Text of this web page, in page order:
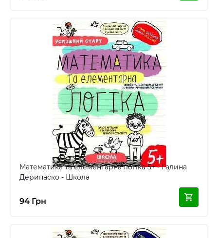
Математика та елементарна логіка 5+ - Галина
Дерипаско - Школа
94 Грн